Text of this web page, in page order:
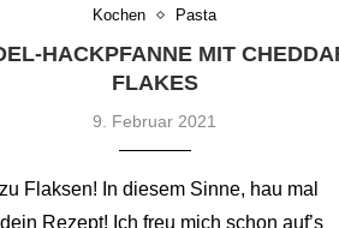
Kochen Pasta
HACKPFANNE MIT
FLAKES
9. Februar 2021
Flaksen! In diesem Sinne, hau mal
Rezept! Ich freu mich schon auf’s